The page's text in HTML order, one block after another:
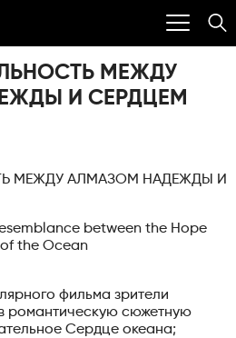
МЕЖДУ
И СЕРДЦЕМ
МЕЖДУ АЛМАЗОМ НАДЕЖДЫ И
фильма зрители
романтическую сюжетную
Сердце океана;